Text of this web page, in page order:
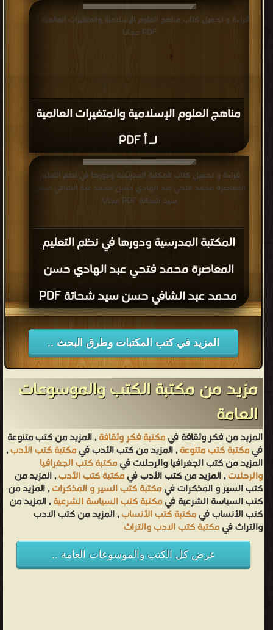
مناهج العلوم الإسلامية والمتغيرات العالمية
لـ أ PDF
قراءة و تحميل كتاب مناهج العلوم الإسلامية والمتغيرات العالمية لـ أ
PDF مجانا
المكتبة المدرسية ودورها في نظم التعليم
المعاصرة محمد فتحي عبد الهادي حسن
محمد عبد الشافي حسن سيد شحاتة PDF
قراءة و تحميل كتاب المكتبة المدرسية ودورها في نظم التعليم
المعاصرة محمد فتحي عبد الهادي حسن محمد عبد الشافي حسن
سيد شحاتة PDF مجانا
المزيد في كتب المكتبات وطرق البحث ..
مزيد من مكتبة الكتب والموسوعات
العامة
المزيد من فكر وثقافة فيمكتبة فكر وثقافة, المزيد من كتب متنوعة
فيمكتبة كتب متنوعة, المزيد من كتب الأدب فيمكتبة كتب الأدب,
المزيد من كتب الجغرافيا والرحلات فيمكتبة كتب الجغرافيا
والرحلات, المزيد من كتب الأدب فيمكتبة كتب الأدب, المزيد من
كتب السير و المذكرات فيمكتبة كتب السير و المذكرات, المزيد من
كتب السياسة الشرعية فيمكتبة كتب السياسة الشرعية, المزيد من
كتب الأنساب فيمكتبة كتب الأنساب, المزيد من كتب الادب
والتراث فيمكتبة كتب الادب والتراث
عرض كل الكتب والموسوعات العامة ..